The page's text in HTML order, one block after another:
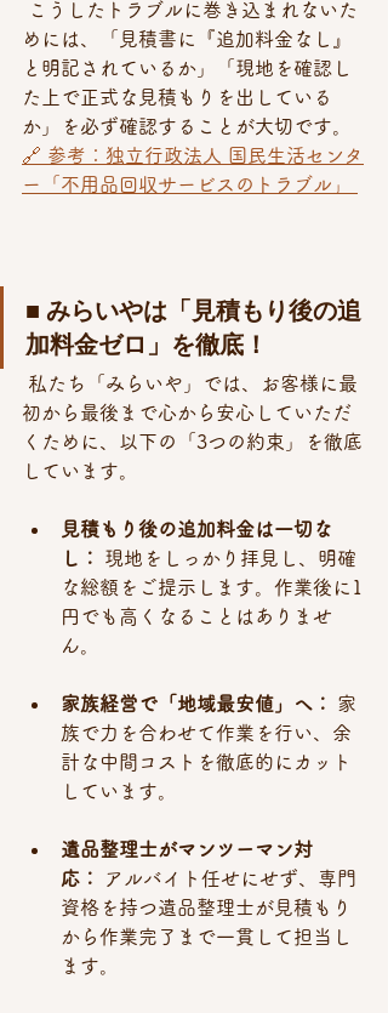
めには、「見積書に『追加料金なし』
と明記されているか」「現地を確認し
た上で正式な見積もりを出している
か」を必ず確認することが大切です。
🔗 参考：独立行政法人 国民生活センタ
ー「不用品回収サービスのトラブル」
■ みらいやは「見積もり後の追
加料金ゼロ」を徹底！
初から最後まで心から安心していただ
くために、以下の「3つの約束」を徹底
しています。
見積もり後の追加料金は一切な
し：
現地をしっかり拝見し、明確
な総額をご提示します。作業後に1
円でも高くなることはありませ
ん。
家族経営で「地域最安値」へ：
家
族で力を合わせて作業を行い、余
計な中間コストを徹底的にカット
しています。
遺品整理士がマンツーマン対
応：
アルバイト任せにせず、専門
資格を持つ遺品整理士が見積もり
から作業完了まで一貫して担当し
ます。